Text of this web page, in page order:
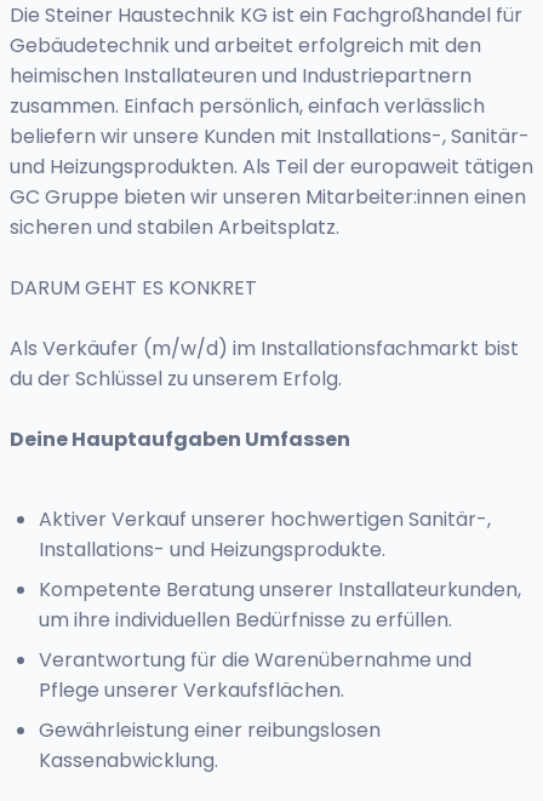
Die Steiner Haustechnik KG ist ein Fachgroßhandel für
Gebäudetechnik und arbeitet erfolgreich mit den
heimischen Installateuren und Industriepartnern
zusammen. Einfach persönlich, einfach verlässlich
beliefern wir unsere Kunden mit Installations-, Sanitär-
und Heizungsprodukten. Als Teil der europaweit tätigen
GC Gruppe bieten wir unseren Mitarbeiter:innen einen
sicheren und stabilen Arbeitsplatz.
DARUM GEHT ES KONKRET
Als Verkäufer (m/w/d) im Installationsfachmarkt bist
du der Schlüssel zu unserem Erfolg.
Deine Hauptaufgaben Umfassen
Aktiver Verkauf unserer hochwertigen Sanitär-,
Installations- und Heizungsprodukte.
Kompetente Beratung unserer Installateurkunden,
um ihre individuellen Bedürfnisse zu erfüllen.
Verantwortung für die Warenübernahme und
Pflege unserer Verkaufsflächen.
Gewährleistung einer reibungslosen
Kassenabwicklung.